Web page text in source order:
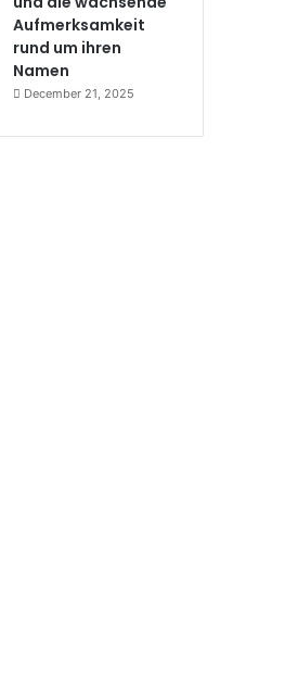
Aufmerksamkeit
rund um ihren
Namen
December 21, 2025